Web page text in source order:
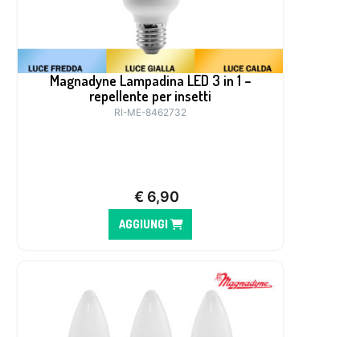
Magnadyne Lampadina LED 3 in 1 –
repellente per insetti
RI-ME-8462732
€ 6,90
AGGIUNGI